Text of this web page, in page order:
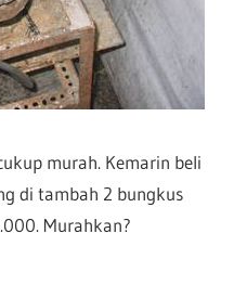
murah. Kemarin beli
di tambah 2 bungkus
Murahkan?